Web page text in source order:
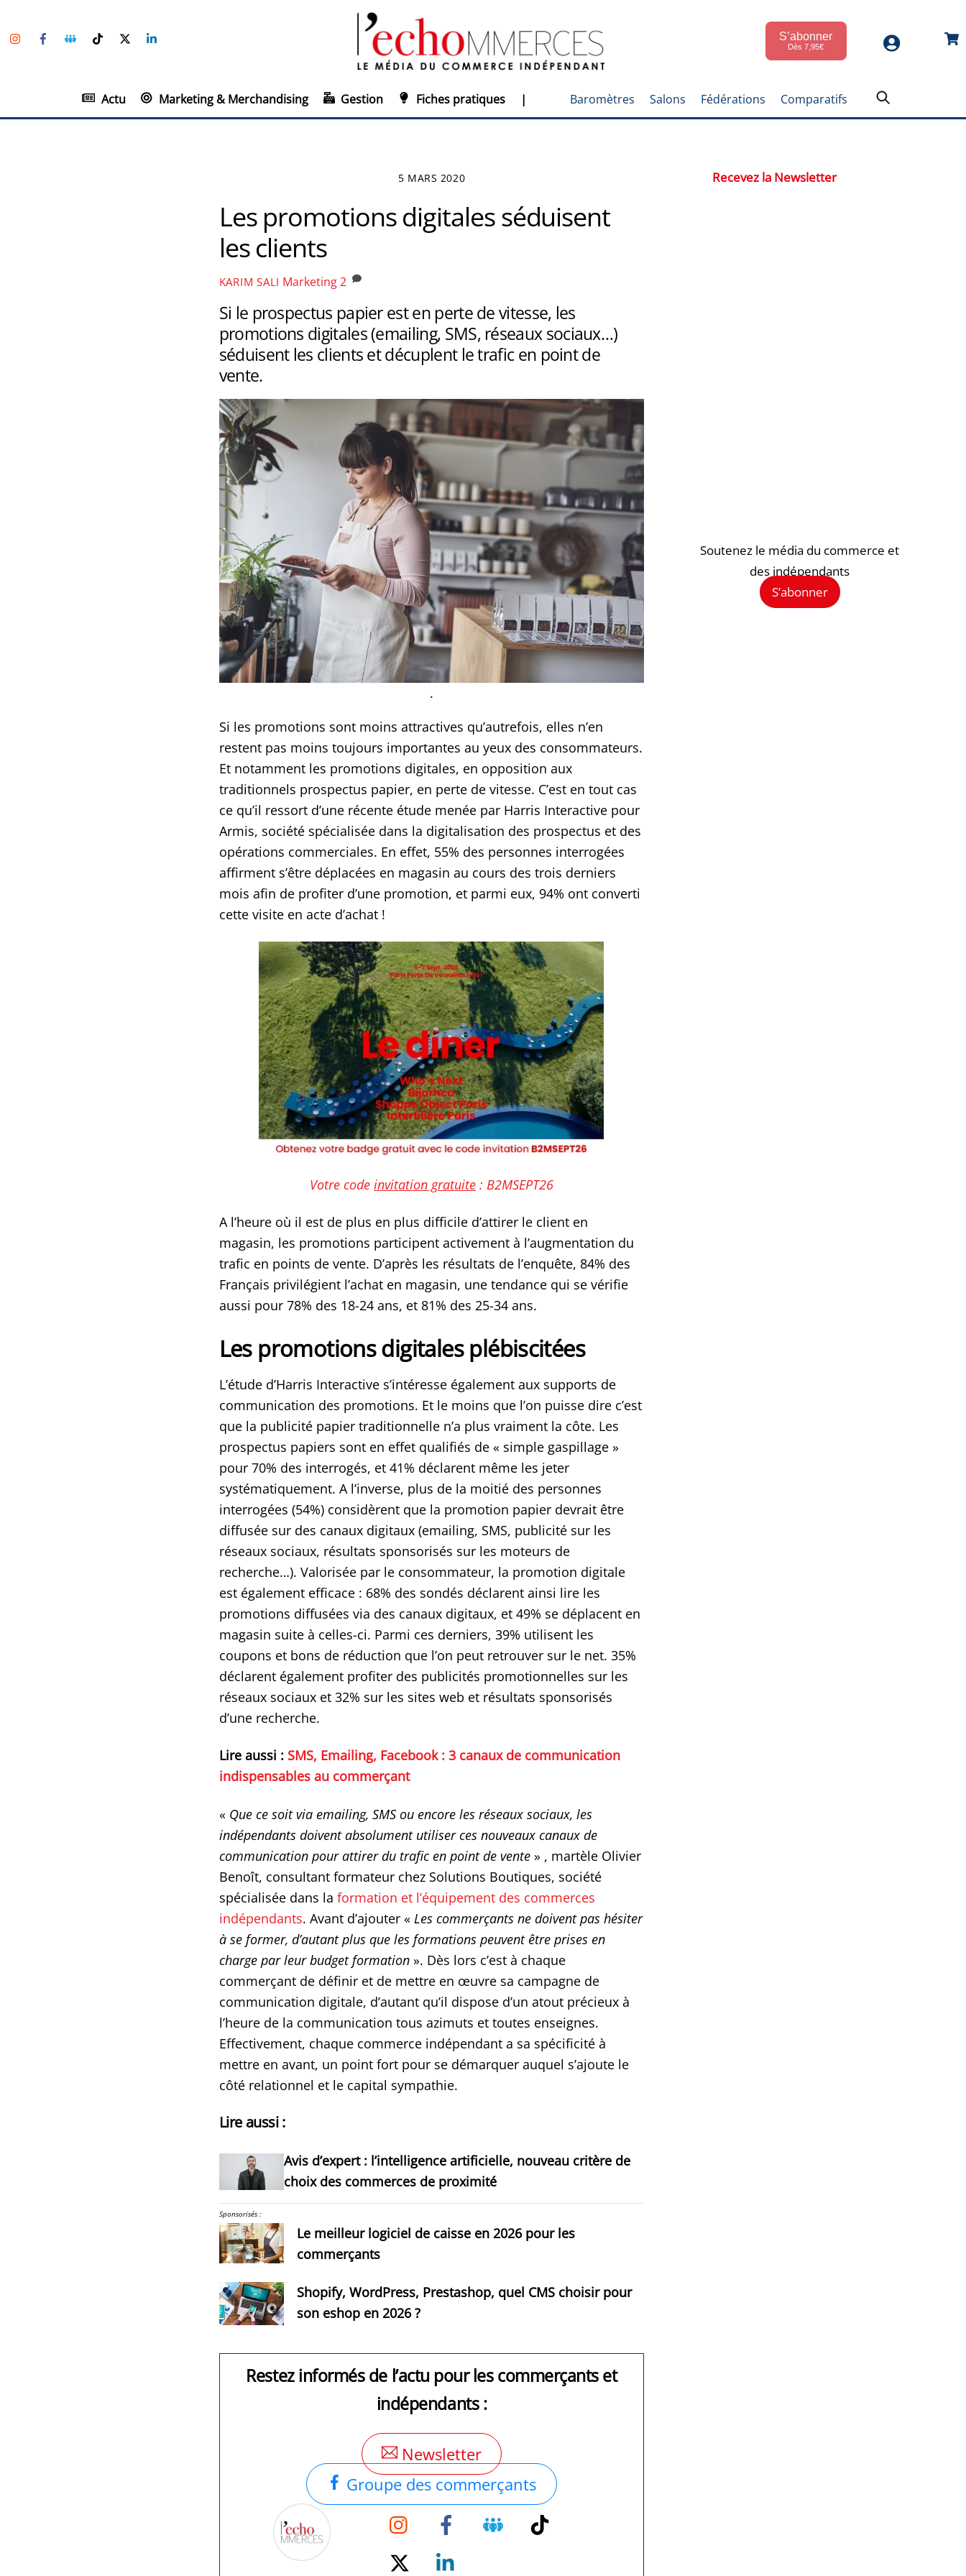
to
InstagramFacebookGroupe
Facebook
TikTokTwitter S’abonner
Dès 7,95€
Actu Marketing & Merchandising Gestion Fiches pratiques | Baromètres Salons Fédérations Comparatifs
5 MARS 2020
Les promotions digitales séduisent
les clients
KARIM SALI Marketing2
Si le prospectus papier est en perte de vitesse, les
promotions digitales (emailing, SMS, réseaux sociaux…)
séduisent les clients et décuplent le trafic en point de
vente.
.
Si les promotions sont moins attractives qu’autrefois, elles n’en
restent pas moins toujours importantes au yeux des consommateurs.
Et notamment les promotions digitales, en opposition aux
traditionnels prospectus papier, en perte de vitesse. C’est en tout cas
ce qu’il ressort d’une récente étude menée par Harris Interactive pour
Armis, société spécialisée dans la digitalisation des prospectus et des
opérations commerciales. En effet, 55% des personnes interrogées
affirment s’être déplacées en magasin au cours des trois derniers
mois afin de profiter d’une promotion, et parmi eux, 94% ont converti
cette visite en acte d’achat !
Votre code invitation gratuite: B2MSEPT26
A l’heure où il est de plus en plus difficile d’attirer le client en
magasin, les promotions participent activement à l’augmentation du
trafic en points de vente. D’après les résultats de l’enquête, 84% des
Français privilégient l’achat en magasin, une tendance qui se vérifie
aussi pour 78% des 18-24 ans, et 81% des 25-34 ans.
Les promotions digitales plébiscitées
L’étude d’Harris Interactive s’intéresse également aux supports de
communication des promotions. Et le moins que l’on puisse dire c’est
que la publicité papier traditionnelle n’a plus vraiment la côte. Les
prospectus papiers sont en effet qualifiés de « simple gaspillage »
pour 70% des interrogés, et 41% déclarent même les jeter
systématiquement. A l’inverse, plus de la moitié des personnes
interrogées (54%) considèrent que la promotion papier devrait être
diffusée sur des canaux digitaux (emailing, SMS, publicité sur les
réseaux sociaux, résultats sponsorisés sur les moteurs de
recherche…). Valorisée par le consommateur, la promotion digitale
est également efficace : 68% des sondés déclarent ainsi lire les
promotions diffusées via des canaux digitaux, et 49% se déplacent en
magasin suite à celles-ci. Parmi ces derniers, 39% utilisent les
coupons et bons de réduction que l’on peut retrouver sur le net. 35%
déclarent également profiter des publicités promotionnelles sur les
réseaux sociaux et 32% sur les sites web et résultats sponsorisés
d’une recherche.
Lire aussi : SMS, Emailing, Facebook : 3 canaux de communication
indispensables au commerçant
« Que ce soit via emailing, SMS ou encore les réseaux sociaux, les
indépendants doivent absolument utiliser ces nouveaux canaux de
communication pour attirer du trafic en point de vente » , martèle Olivier
Benoît, consultant formateur chez Solutions Boutiques, société
spécialisée dans la formation et l’équipement des commerces
indépendants. Avant d’ajouter « Les commerçants ne doivent pas hésiter
à se former, d’autant plus que les formations peuvent être prises en
charge par leur budget formation». Dès lors c’est à chaque
commerçant de définir et de mettre en œuvre sa campagne de
communication digitale, d’autant qu’il dispose d’un atout précieux à
l’heure de la communication tous azimuts et toutes enseignes.
Effectivement, chaque commerce indépendant a sa spécificité à
mettre en avant, un point fort pour se démarquer auquel s’ajoute le
côté relationnel et le capital sympathie.
Lire aussi :
Avis d’expert : l’intelligence artificielle, nouveau critère de
choix des commerces de proximité
Sponsorisés :
Le meilleur logiciel de caisse en 2026 pour les
commerçants
Shopify, WordPress, Prestashop, quel CMS choisir pour
son eshop en 2026 ?
Restez informés de l’actu pour les commerçants et
indépendants :
Newsletter
Groupe des commerçants
InstagramFacebook Groupe
Facebook
Twitter
Recevez la Newsletter
Soutenez le média du commerce et
des indépendants
S’abonner